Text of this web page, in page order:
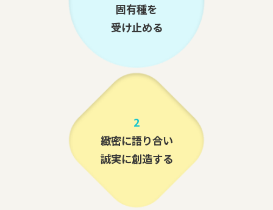
固有種を
受け止める
2
緻密に語り合い
誠実に創造する